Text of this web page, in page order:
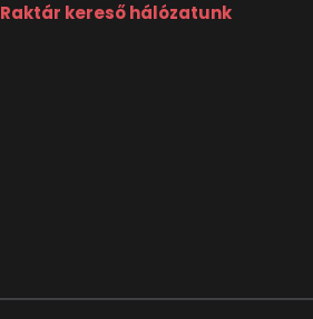
Raktár kereső hálózatunk